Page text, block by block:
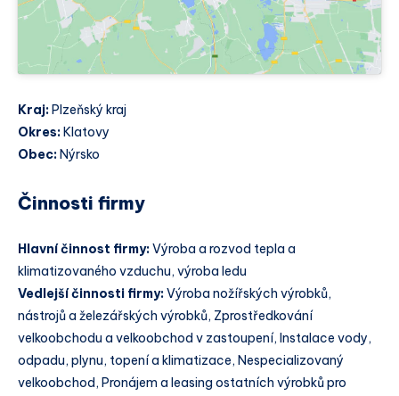
Kraj: Plzeňský kraj
Okres: Klatovy
Obec: Nýrsko
Činnosti firmy
Hlavní činnost firmy:Výroba a rozvod tepla a
klimatizovaného vzduchu, výroba ledu
Vedlejší činnosti firmy:Výroba nožířských výrobků,
nástrojů a železářských výrobků, Zprostředkování
velkoobchodu a velkoobchod v zastoupení, Instalace vody,
odpadu, plynu, topení a klimatizace, Nespecializovaný
velkoobchod, Pronájem a leasing ostatních výrobků pro